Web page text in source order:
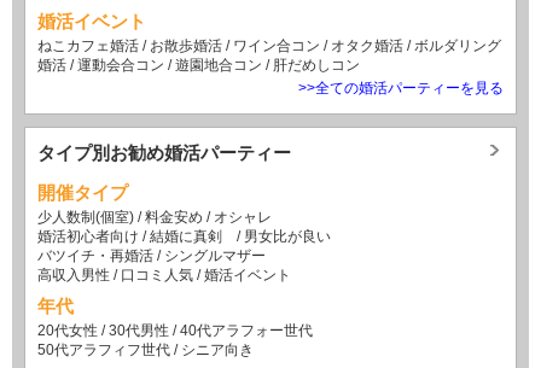
婚活イベント
ねこカフェ婚活 / お散歩婚活 / ワイン合コン / オタク婚活 / ボルダリング
婚活 /運動会合コン /遊園地合コン / 肝だめしコン
>>全ての婚活パーティーを見る
タイプ別お勧め婚活パーティー
開催タイプ
少人数制(個室) /料金安め / オシャレ
婚活初心者向け /結婚に真剣 / 男女比が良い
バツイチ・再婚活 / シングルマザー
高収入男性 / 口コミ人気 /婚活イベント
年代
20代女性 /30代男性 /40代アラフォー世代
50代アラフィフ世代 / シニア向き